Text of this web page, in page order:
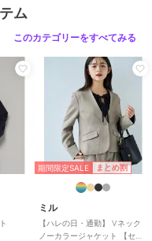
異なる場合がございます。
り扱いになります。直接
舗へお願い致します。プロ
、ご了承ください。
165cm
model2: model: 168cm
ム
このカテゴリーをすべてみる
期間限定SALE まとめ割
ミル
【ハレの日・通勤】 Vネック
ノーカラージャケット 【セッ